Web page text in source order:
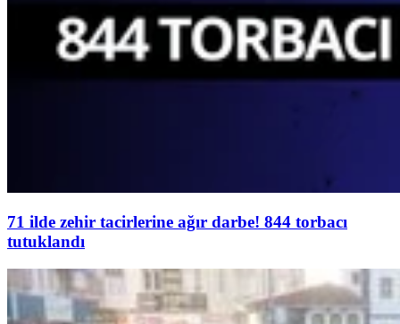
71 ilde zehir tacirlerine ağır darbe! 844 torbacı
tutuklandı